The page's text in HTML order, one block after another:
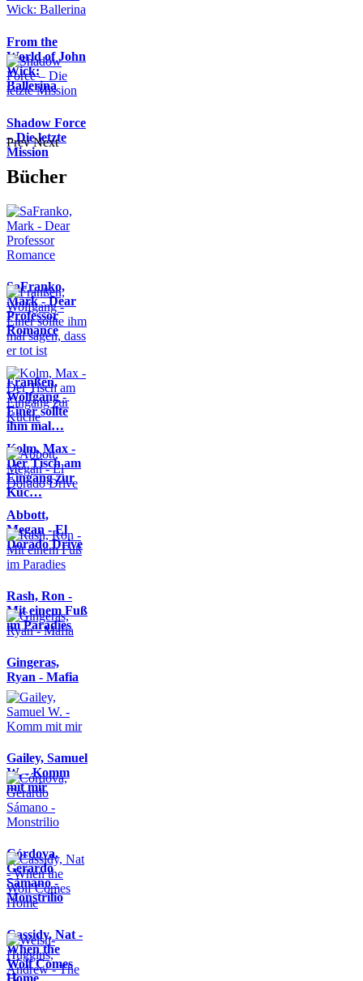
From the
World of John
Wick:
Ballerina
Shadow Force
– Die letzte
Mission
Prev Next
Bücher
SaFranko,
Mark - Dear
Professor
Romance
Franßen,
Wolfgang -
Einer sollte
ihm mal…
Kolm, Max -
Der Tisch am
Eingang zur
Küc…
Abbott,
Megan - El
Dorado Drive
Rash, Ron -
Mit einem Fuß
im Paradies
Gingeras,
Ryan - Mafia
Gailey, Samuel
W. - Komm
mit mir
Córdova,
Gerardo
Sámano -
Monstrilio
Cassidy, Nat -
When the
Wolf Comes